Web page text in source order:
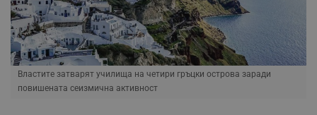
Властите затварят училища на четири гръцки острова заради
повишената сеизмична активност